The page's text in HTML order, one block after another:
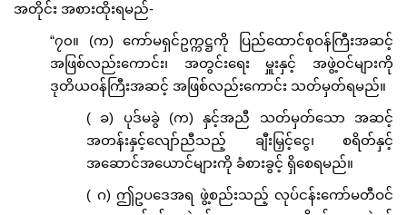
အတိုင်း အစားထိုးရမည်-
“၇၀။ (က) ကော်မရှင်ဥက္ကဋ္ဌကို ပြည်ထောင်စုဝန်ကြီးအဆင့်
အဖြစ်လည်းကောင်း၊ အတွင်းရေး မှူးနှင့် အဖွဲ့ဝင်များကို
ဒုတိယဝန်ကြီးအဆင့် အဖြစ်လည်းကောင်း သတ်မှတ်ရမည်။
( ခ) ပုဒ်မခွဲ (က) နှင့်အညီ သတ်မှတ်သော အဆင့်
အတန်းနှင့်လျော်ညီသည့် ချီးမြှင့်ငွေ၊ စရိတ်နှင့်
အဆောင်အယောင်များကို ခံစားခွင့် ရှိစေရမည်။
( ဂ) ဤဥပဒေအရ ဖွဲ့စည်းသည့် လုပ်ငန်းကော်မတီဝင်